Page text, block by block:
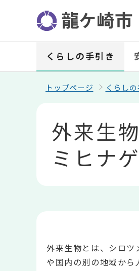
ジ
くらしの手引き
トップページ くらし
外来生
ミヒナゲ
外来生物とは、シロ
や国内の別の地域から